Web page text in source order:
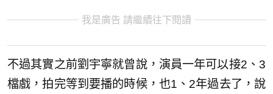
我是廣告 請繼續往下閱讀
不過其實之前劉宇寧就曾說，演員一年可以接2、3
檔戲，拍完等到要播的時候，也1、2年過去了，說